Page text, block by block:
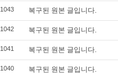
1043 복구된 원본 글입니다.
1042 복구된 원본 글입니다.
1041 복구된 원본 글입니다.
1040 복구된 원본 글입니다.